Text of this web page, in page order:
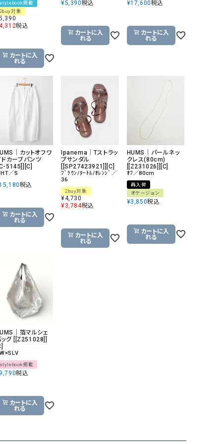
G-STAR RAW（ジースターロウ） tumugu:（ツムグ）
GOOD SPEED（グッドスピード）
オーバーオール）
GRAMICCI（グラミチ）
USU GALLERY（ユーエ
ー）
upper hights（アッパーハ
Gives a sense of fullment
HUNTER（ハンター） WILD THINGS（ワイルドシ
ILIMA（イリマ）
stylebook掲載
2buy対象
税込
カートに入
れる
¥5,390税込
カートに入
れる
¥17,600税込
カートに入
れる
｜カットオフワ
ドカーブパンツ
5145]][C]
／S
税込
カートに入
れる
Ipanema｜Tストラッ
プサンダル
[[SP27423921]][C]
ﾌﾞﾗｳﾝ/ﾀｰﾄﾙ/ｵﾚﾝｼﾞ／
36
2buy対象
¥4,730
¥3,784税込
カートに入
れる
HUMS｜パールネッ
クレス(80cm)
[[Z231026]][C]
ｵﾌ／80cm
再入荷
オケージョン
¥3,850税込
カートに入
れる
｜箔マルシェ
ッグ [[Z251028]]
stylebook掲載
9,790税込
カートに入
れる